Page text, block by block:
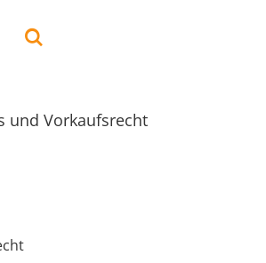
und Vorkaufsrecht